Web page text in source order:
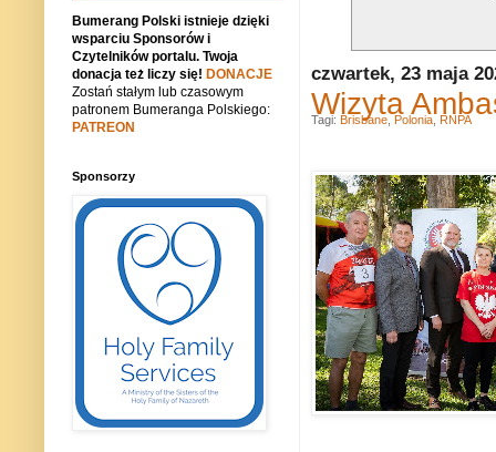
czwartek, 23 maja
Wizyta
Tagi: Brisbane Polonia RNPA
Bumerang Polski istnieje dzięki
wsparciu Sponsorów i
Czytelników portalu. Twoja
donacja też liczy się! DONACJE
Zostań stałym lub czasowym
patronem Bumeranga Polskiego:
PATREON
Sponsorzy